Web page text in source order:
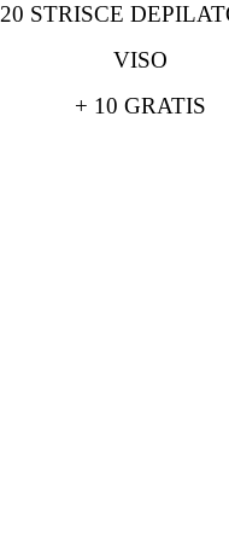
20 STRISCE
VISO
+ 10 GRATIS